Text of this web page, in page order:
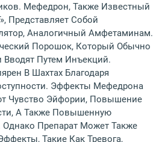
Мефедрон, Также Известный
Представляет Собой
Аналогичный Амфетаминам.
Порошок, Который Обычно
Путем Инъекций.
В Шахтах Благодаря
Эффекты Мефедрона
Чувство Эйфории, Повышение
А Также Повышенную
Однако Препарат Может Также
Такие Как Тревога,